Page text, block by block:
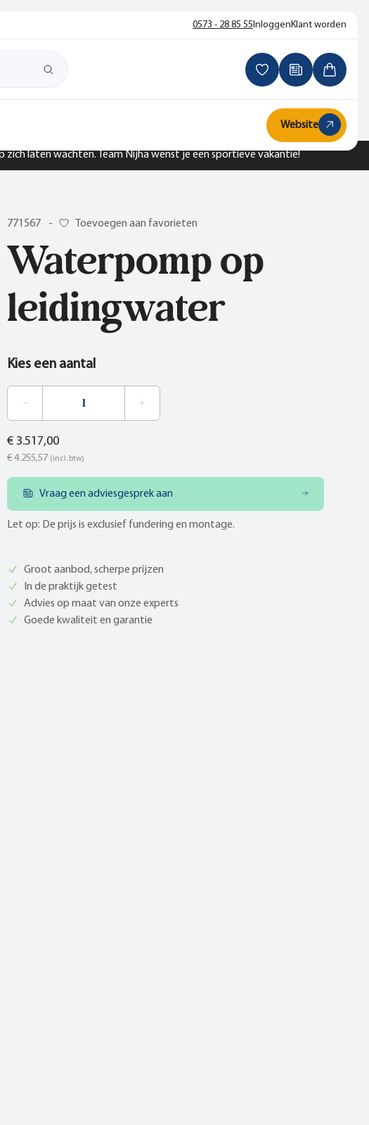
laten wachten. Team Nijha wenst je een sportieve vakantie!
0573 - 28 85 55InloggenKlant worden
Website
771567 - Toevoegen aan favorieten
Waterpomp op
leidingwater
Kies een aantal
€ 3.517,00
€ 4.255,57 (incl. btw)
Vraag een adviesgesprek aan
Let op: De prijs is exclusief fundering en montage.
Groot aanbod, scherpe prijzen
In de praktijk getest
Advies op maat van onze experts
Goede kwaliteit en garantie